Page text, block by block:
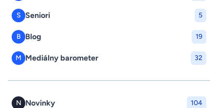
S Seniori 5
B Blog 19
M Mediálny barometer 32
N Novinky 104